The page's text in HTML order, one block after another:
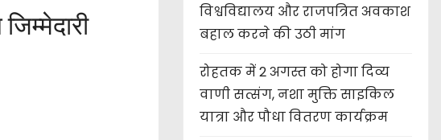
विश्वविद्यालय और राजपत्रित अवकाश
बहाल करने की उठी मांग
रोहतक में 2 अगस्त को होगा दिव्य
वाणी सत्संग, नशा मुक्ति साइकिल
यात्रा और पौधा वितरण कार्यक्रम